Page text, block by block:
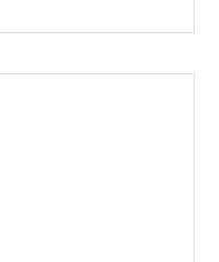
없는 기술적 방법을 사용하여